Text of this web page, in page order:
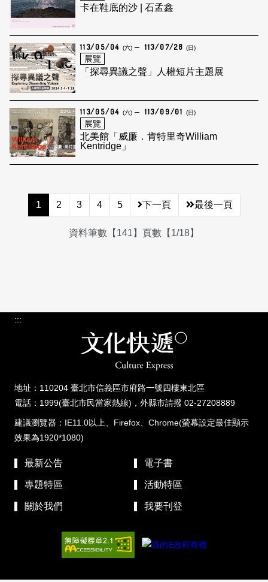
卡在鞋底的沙 | 石孟鑫
113/05/04 (六) 113/07/28 (日)
展覽
「探尋異議之聲」人權短片主題展
113/05/04 (六) 113/09/01 (日)
展覽
北美館「威廉．肯特里奇William
Kentridge」
1 2 3 4 5 下一頁 最後一頁
資料筆數【141】頁數【1/18】
:::
地址：110204 臺北市信義區市府路一號四樓東北區
電話：1999(臺北市民當家熱線)，外縣市請撥 02-27208889
建議瀏覽器：IE11.0以上、Firefox、Chrome(螢幕設定最佳顯示
效果為1920*1080)
最新公告 電子書
專題特區 活動特區
關於我們 我要刊登